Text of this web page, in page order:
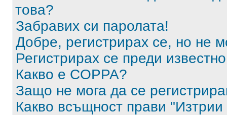
това?
Забравих си паролата!
Добре, регистрирах се, но не
Регистрирах се преди
Какво е COPPA?
Защо не мога да се
Какво всъщност прави "Изтрии